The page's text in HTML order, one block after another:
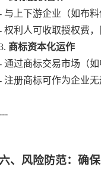
与上下游企业（如布
权利人可收取授权费
商标资本化运作
通过商标交易市场（
注册商标可作为企业
六、风险防范：确